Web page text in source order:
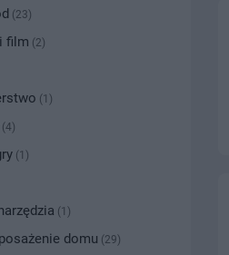
(23)
film (2)
(1)
(4)
(1)
(1)
domu (29)